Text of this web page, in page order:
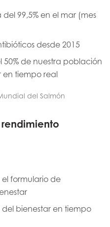
99,5% en el mar (mes
desde 2015
50% de nuestra población
en tiempo real
del Salmón
formulario de
bienestar en tiempo